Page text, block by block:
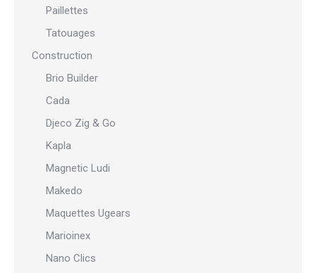
Paillettes
Tatouages
Construction
Brio Builder
Cada
Djeco Zig & Go
Kapla
Magnetic Ludi
Makedo
Maquettes Ugears
Marioinex
Nano Clics